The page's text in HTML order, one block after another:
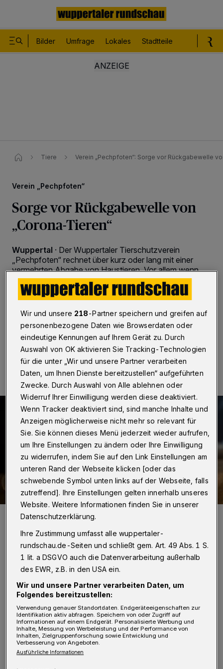
Bilder Umfrage Lokales Stadtteile
Tiere Verein „Pechpfoten“: Sorge vor Rückgabewelle
Verein „Pechpfoten“
Sorge vor Rückgabewelle von
„Corona-Tieren“
Wuppertal · Der Wuppertaler Tierschutzverein
„Pechpfoten“ rechnet über kurz oder lang mit einer
vermehrten Abgabe von Haustieren. Vor allem wenn
Urlaube anstünden, könnten unüberlegt während der
Pandemie angeschaffte Tiere ihren Halterinnen und
Haltern lästig werden. Erste „Corona-Tiere“ fänden
bereits jetzt im Tierschutz Obhut.
13.06.2021 , 20:15 Uhr 2 Minuten Lesezeit
Ein Jack-Russell-Terrier (Symbolbild).
„In den vergangenen Monaten ist in vielen
Haushalten ein Tier neu eingezogen. Wir
befürchten, dass nicht alle die Anschaffung
gut durchdacht haben und viele Tiere nur als
,Corona-Projekt‘ oder zur Ablenkung und
Wir und unsere 218-Partner speichern und greifen auf
personenbezogene Daten wie Browserdaten oder
eindeutige Kennungen auf Ihrem Gerät zu. Durch
Auswahl von OK aktivieren Sie Tracking-Technologien
für die unter „Wir und unsere Partner verarbeiten
Daten, um Ihnen Dienste bereitzustellen“ aufgeführten
Zwecke. Durch Auswahl von Alle ablehnen oder
Widerruf Ihrer Einwilligung werden diese deaktiviert.
Wenn Tracker deaktiviert sind, sind manche Inhalte und
Anzeigen möglicherweise nicht mehr so relevant für
Sie. Sie können dieses Menü jederzeit wieder aufrufen,
um Ihre Einstellungen zu ändern oder Ihre Einwilligung
zu widerrufen, indem Sie auf den Link Einstellungen am
unteren Rand der Webseite klicken [oder das
schwebende Symbol unten links auf der Webseite, falls
zutreffend]. Ihre Einstellungen gelten innerhalb unseres
Website. Weitere Informationen finden Sie in unserer
Datenschutzerklärung.
Ihre Zustimmung umfasst alle wuppertaler-
rundschau.de-Seiten und schließt gem. Art. 49 Abs. 1 S.
1 lit. a DSGVO auch die Datenverarbeitung außerhalb
des EWR, z.B. in den USA ein.
Wir und unsere Partner verarbeiten Daten, um
Folgendes bereitzustellen:
Verwendung genauer Standortdaten. Endgeräteeigenschaften zur
Identifikation aktiv abfragen. Speichern von oder Zugriff auf
Informationen auf einem Endgerät. Personalisierte Werbung und
Inhalte, Messung von Werbeleistung und der Performance von
Inhalten, Zielgruppenforschung sowie Entwicklung und
Verbesserung von Angeboten.
Ausführliche Informationen